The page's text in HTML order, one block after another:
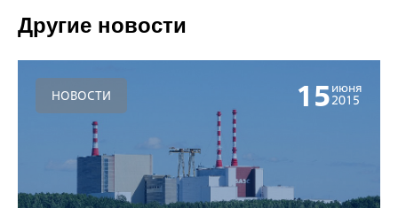
Другие новости
НОВОСТИ 15июня
2015